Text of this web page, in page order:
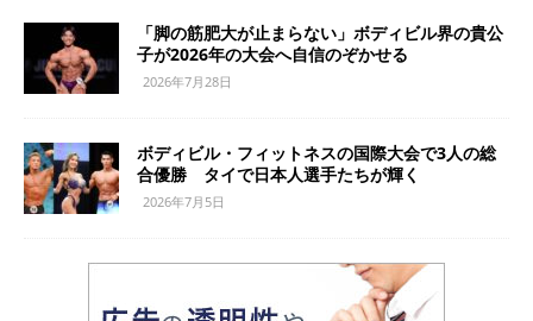
「脚の筋肥大が止まらない」ボディビル界の貴公
子が2026年の大会へ自信のぞかせる
2026年7月28日
ボディビル・フィットネスの国際大会で3人の総
合優勝 タイで日本人選手たちが輝く
2026年7月5日